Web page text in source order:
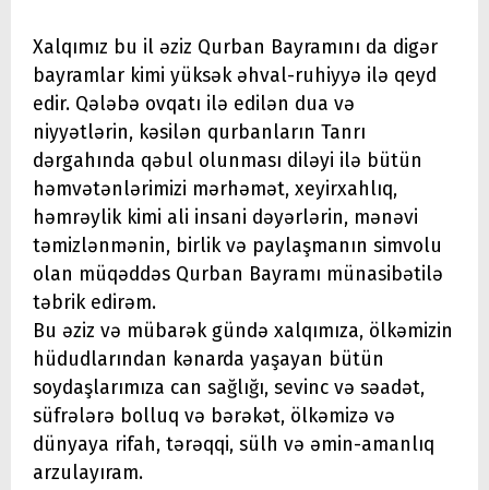
Xalqımız bu il əziz Qurban Bayramını da digər
bayramlar kimi yüksək əhval-ruhiyyə ilə qeyd
edir. Qələbə ovqatı ilə edilən dua və
niyyətlərin, kəsilən qurbanların Tanrı
dərgahında qəbul olunması diləyi ilə bütün
həmvətənlərimizi mərhəmət, xeyirxahlıq,
həmrəylik kimi ali insani dəyərlərin, mənəvi
təmizlənmənin, birlik və paylaşmanın simvolu
olan müqəddəs Qurban Bayramı münasibətilə
təbrik edirəm.
Bu əziz və mübarək gündə xalqımıza, ölkəmizin
hüdudlarından kənarda yaşayan bütün
soydaşlarımıza can sağlığı, sevinc və səadət,
süfrələrə bolluq və bərəkət, ölkəmizə və
dünyaya rifah, tərəqqi, sülh və əmin-amanlıq
arzulayıram.